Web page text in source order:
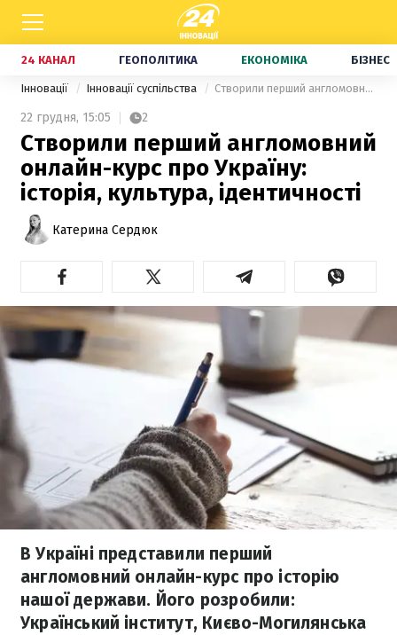
24 КАНАЛ ГЕОПОЛІТИКА ЕКОНОМІКА БІЗНЕС
Інновації Інновації суспільства Створили перший англомовний онлайн-курс про Україну: історія, культура, ідентичності
22 грудня, 15:05 2
Створили перший англомовний
онлайн-курс про Україну:
історія, культура, ідентичності
Катерина Сердюк
В Україні представили перший
англомовний онлайн-курс про історію
нашої держави. Його розробили:
Український інститут, Києво-Могилянська